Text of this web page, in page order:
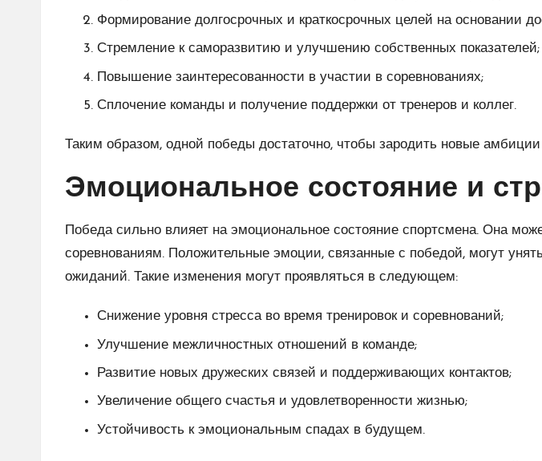
Формирование долгосрочных и краткосрочных целей на основании
Стремление к саморазвитию и улучшению собственных показателей;
Повышение заинтересованности в участии в соревнованиях;
Сплочение команды и получение поддержки от тренеров и коллег.
Таким образом, одной победы достаточно, чтобы зародить новые
Эмоциональное состояние и
Победа сильно влияет на эмоциональное состояние спортсмена. Она
соревнованиям. Положительные эмоции, связанные с победой, могут
ожиданий. Такие изменения могут проявляться в следующем:
Снижение уровня стресса во время тренировок и соревнований;
Улучшение межличностных отношений в команде;
Развитие новых дружеских связей и поддерживающих контактов;
Увеличение общего счастья и удовлетворенности жизнью;
Устойчивость к эмоциональным спадах в будущем.